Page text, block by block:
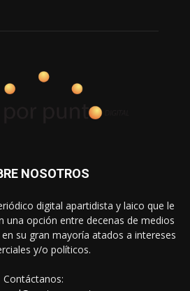
NOSOTROS
digital apartidista y laico que le
una opción entre decenas de medios
su gran mayoría atados a intereses
y/o políticos.
Contáctanos: